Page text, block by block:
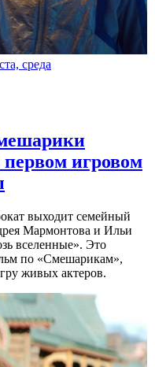
среда
игровом
выходит семейный
Мармонтова и Ильи
вселенные». Это
по «Смешарикам»,
живых актеров.